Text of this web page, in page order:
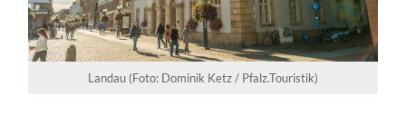
Landau (Foto: Dominik Ketz / Pfalz.Touristik)